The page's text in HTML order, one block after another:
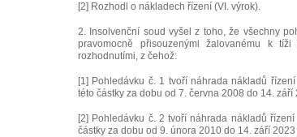
[2] Rozhodl o nákladech řízení (VI. výrok).
2. Insolvenční soud vyšel z toho, že všechny
pravomocně přisouzenými žalovanému k
rozhodnutími, z čehož:
[1] Pohledávku č. 1 tvoří náhrada nákladů
této částky za dobu od 7. června 2008 do 14.
[2] Pohledávku č. 2 tvoří náhrada nákladů
částky za dobu od 9. února 2010 do 14. září